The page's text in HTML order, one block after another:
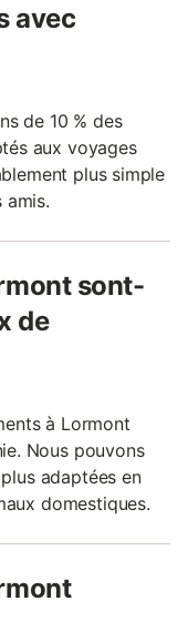
avec
de 10 % des
aux voyages
plus simple
amis.
sont-
de
à Lormont
Nous pouvons
adaptées en
domestiques.